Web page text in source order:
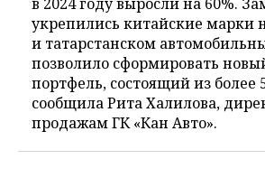
укрепились китайские марки
и татарстанском
позволило сформировать
портфель, состоящий из более
сообщила Рита Халилова,
продажам ГК «Кан Авто».